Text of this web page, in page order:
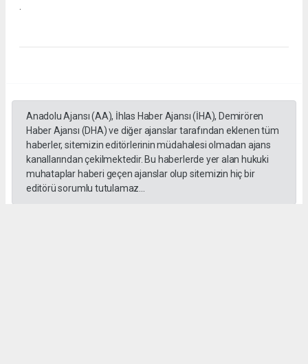
Anadolu Ajansı (AA), İhlas Haber Ajansı (İHA), Demirören
Haber Ajansı (DHA) ve diğer ajanslar tarafından eklenen tüm
haberler, sitemizin editörlerinin müdahalesi olmadan ajans
kanallarından çekilmektedir. Bu haberlerde yer alan hukuki
muhataplar haberi geçen ajanslar olup sitemizin hiç bir
editörü sorumlu tutulamaz...